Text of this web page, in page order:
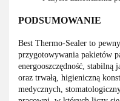
PODSUMOWANIE
Best Thermo-Sealer to
przygotowywania pakietów
energooszczędność, stabilną
oraz trwałą, higieniczną
medycznych,